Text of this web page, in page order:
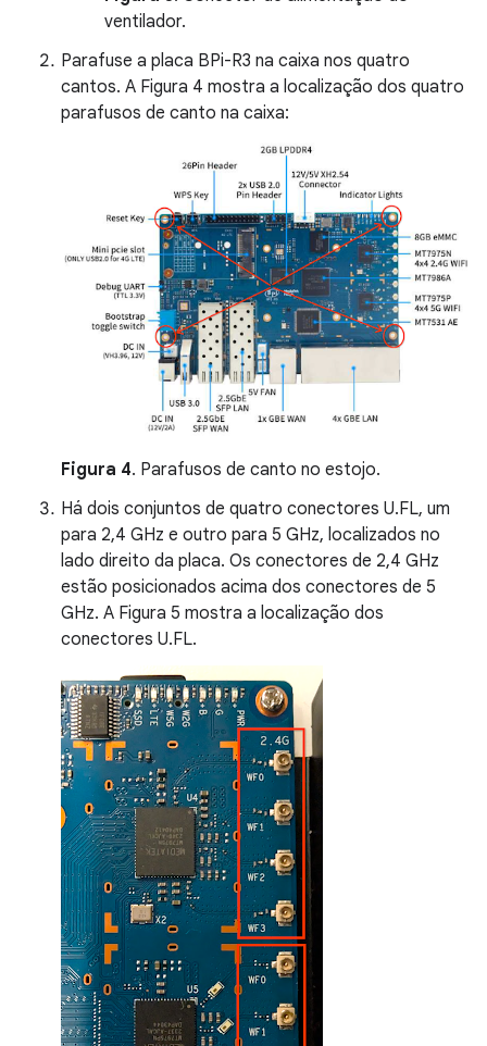
ventilador.
Parafuse a placa BPi-R3 na caixa nos quatro
cantos. A Figura 4 mostra a localização dos quatro
parafusos de canto na caixa:
Figura 4. Parafusos de canto no estojo.
Há dois conjuntos de quatro conectores U.FL, um
para 2,4 GHz e outro para 5 GHz, localizados no
lado direito da placa. Os conectores de 2,4 GHz
estão posicionados acima dos conectores de 5
GHz. A Figura 5 mostra a localização dos
conectores U.FL.